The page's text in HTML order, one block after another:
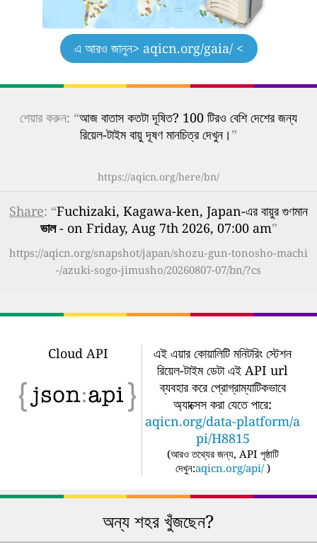
এ আরও জানুন> aqicn.org/gaia/ <
শেয়ার করুন: “আজ বাতাস কতটা দূষিত? 100 টিরও বেশি দেশের জন্য
রিয়েল-টাইম বায়ু দূষণ মানচিত্র দেখুন।”
https://aqicn.org/here/bn/
Share: “Fuchizaki, Kagawa-ken, Japan-এর বায়ুর গুণমান
ভাল- on Friday, Aug 7th 2026, 07:00 am”
https://aqicn.org/snapshot/japan/shozu-gun-tonosho-machi
-/azuki-sogo-jimusho/20260807-07/bn/?cs
Cloud API
এই এয়ার কোয়ালিটি মনিটরিং স্টেশন
রিয়েল-টাইম ডেটা এই API url
ব্যবহার করে প্রোগ্রাম্যাটিকভাবে
অ্যাক্সেস করা যেতে পারে:
aqicn.org/data-platform/a
pi/H8815
(আরও তথ্যের জন্য, API পৃষ্ঠাটি
দেখুন:aqicn.org/api/ )
অন্য শহর খুঁজছেন?